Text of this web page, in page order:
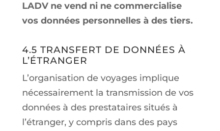
LADV ne vend ni ne commercialise
vos données personnelles à des tiers.
4.5 TRANSFERT DE DONNÉES À
L’ÉTRANGER
L’organisation de voyages implique
nécessairement la transmission de vos
données à des prestataires situés à
l’étranger, y compris dans des pays